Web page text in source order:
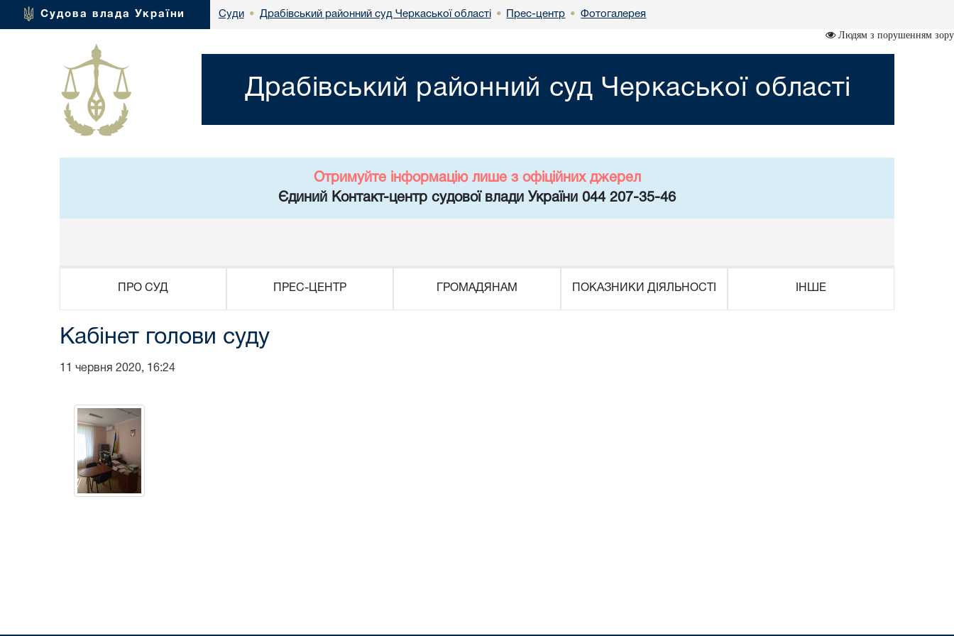
Судова влада України Суди • Драбівський районний суд Черкаської області • Прес-центр • Фотогалерея
Людям з порушенням зору
Драбівський районний суд Черкаської області
Отримуйте інформацію лише з офіційних джерел
Єдиний Контакт-центр судової влади України 044 207-35-46
ПРО СУД ПРЕС-ЦЕНТР ГРОМАДЯНАМ ПОКАЗНИКИ ДІЯЛЬНОСТІ ІНШЕ
Кабінет голови суду
11 червня 2020, 16:24